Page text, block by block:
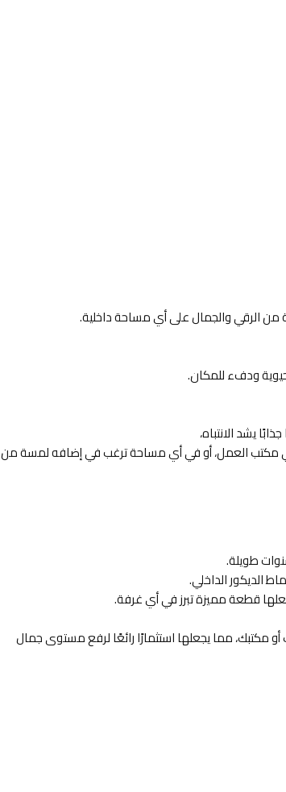
من الرقي والجمال على أي مساحة داخلية.
ودفء للمكان.
يشد الانتباه،
مكتب العمل، أو في أي مساحة ترغب في إضافه لمسة من
طويلة.
الديكور الداخلي.
قطعة مميزة تبرز في أي غرفة.
مكتبك، مما يجعلها استثمارًا رائعًا لرفع مستوى جمال